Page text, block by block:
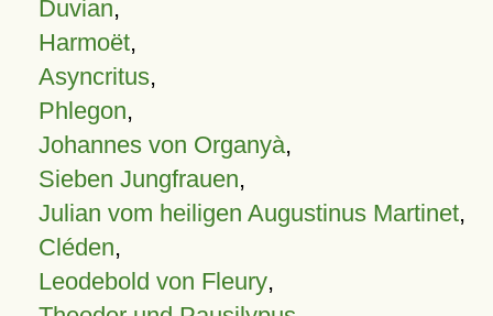
Duvian,
Harmoët,
Asyncritus,
Phlegon,
Johannes von Organyà,
Sieben Jungfrauen,
Julian vom heiligen Augustinus Martinet,
Cléden,
Leodebold von Fleury,